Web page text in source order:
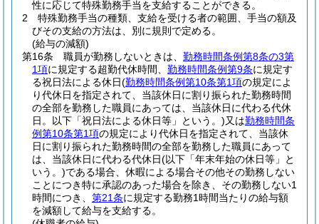
性に応じて特殊勤務手当を支給することができる。
2
特殊勤務手当の種類、支給を受ける者の範囲、手当の額及
びその支給の方法は、別に規則で定める。
(給与の減額)
第16条
職員が勤務しないときは、 勤務時間条例第8条の3第
1項に規定する超勤代休時間、 勤務時間条例第9条に規定す
る祝日法による休日(勤務時間条例第10条第1項の規定によ
り代休日を指定されて、当該休日に割り振られた勤務時間
の全部を勤務した職員にあっては、当該休日に代わる代休
日。以下「祝日法による休日等」という。)又は勤務時間条
例第10条第1項の規定により代休日を指定されて、当該休
日に割り振られた勤務時間の全部を勤務した職員にあって
は、当該休日に代わる代休日(以下「年末年始の休日等」と
いう。)である場合、休暇による場合その他その勤務しない
ことにつき特に承認のあった場合を除き、その勤務しない1
時間につき、 第21条に規定する勤務1時間当たりの給与額
を減額して給与を支給する。